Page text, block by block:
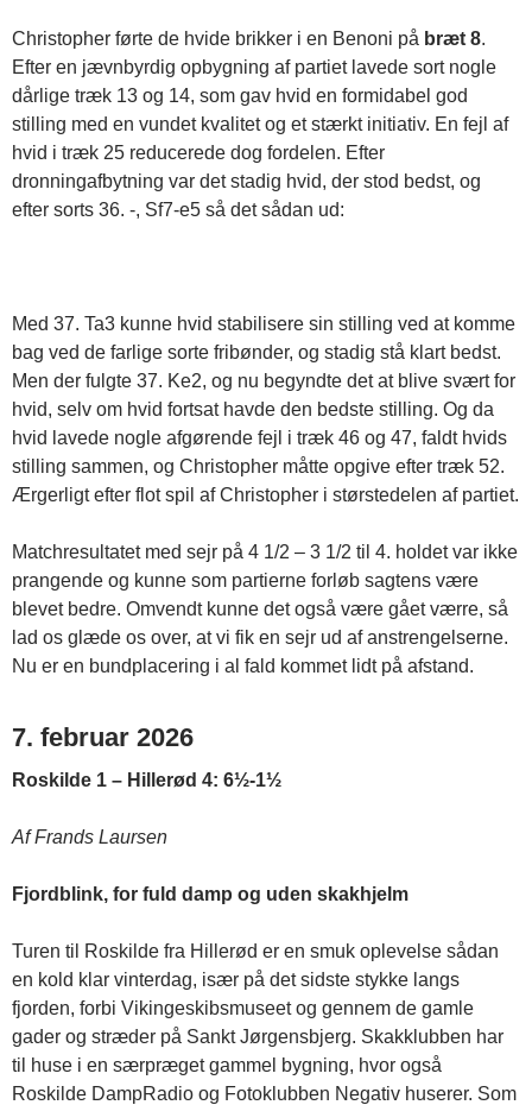
Christopher førte de hvide brikker i en Benoni på bræt 8.
Efter en jævnbyrdig opbygning af partiet lavede sort nogle
dårlige træk 13 og 14, som gav hvid en formidabel god
stilling med en vundet kvalitet og et stærkt initiativ. En fejl af
hvid i træk 25 reducerede dog fordelen. Efter
dronningafbytning var det stadig hvid, der stod bedst, og
efter sorts 36. -, Sf7-e5 så det sådan ud:
Med 37. Ta3 kunne hvid stabilisere sin stilling ved at komme
bag ved de farlige sorte fribønder, og stadig stå klart bedst.
Men der fulgte 37. Ke2, og nu begyndte det at blive svært for
hvid, selv om hvid fortsat havde den bedste stilling. Og da
hvid lavede nogle afgørende fejl i træk 46 og 47, faldt hvids
stilling sammen, og Christopher måtte opgive efter træk 52.
Ærgerligt efter flot spil af Christopher i størstedelen af partiet.
Matchresultatet med sejr på 4 1/2 – 3 1/2 til 4. holdet var ikke
prangende og kunne som partierne forløb sagtens være
blevet bedre. Omvendt kunne det også være gået værre, så
lad os glæde os over, at vi fik en sejr ud af anstrengelserne.
Nu er en bundplacering i al fald kommet lidt på afstand.
7. februar 2026
Roskilde 1 – Hillerød 4: 6½-1½
Af Frands Laursen
Fjordblink, for fuld damp og uden skakhjelm
Turen til Roskilde fra Hillerød er en smuk oplevelse sådan
en kold klar vinterdag, især på det sidste stykke langs
fjorden, forbi Vikingeskibsmuseet og gennem de gamle
gader og stræder på Sankt Jørgensbjerg. Skakklubben har
til huse i en særpræget gammel bygning, hvor også
Roskilde DampRadio og Fotoklubben Negativ huserer. Som